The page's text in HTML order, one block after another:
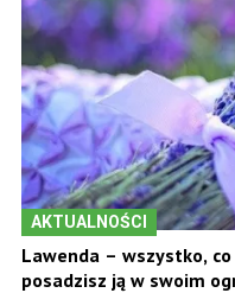
AKTUALNOŚCI
Lawenda – wszystko,
posadzisz ją w swoim